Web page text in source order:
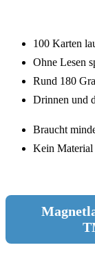
100 Karten
Ohne Lesen
Rund 180
Drinnen und
Braucht
Kein Material